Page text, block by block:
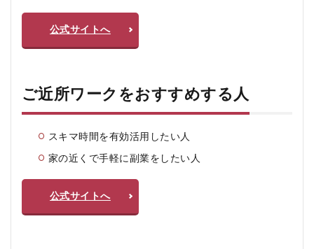
公式サイトへ
ご近所ワークをおすすめする人
スキマ時間を有効活用したい人
家の近くで手軽に副業をしたい人
公式サイトへ